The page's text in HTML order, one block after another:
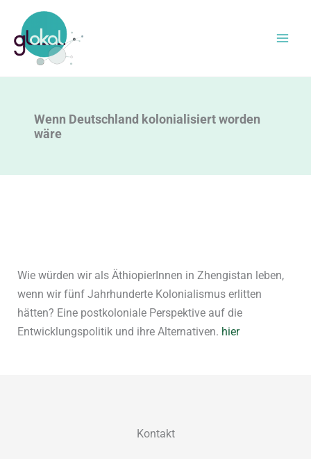
Inhalt
springen
Wenn Deutschland kolonialisiert worden
wäre
Wie würden wir als ÄthiopierInnen in Zhengistan leben,
wenn wir fünf Jahrhunderte Kolonialismus erlitten
hätten? Eine postkoloniale Perspektive auf die
Entwicklungspolitik und ihre Alternativen. hier
Kontakt